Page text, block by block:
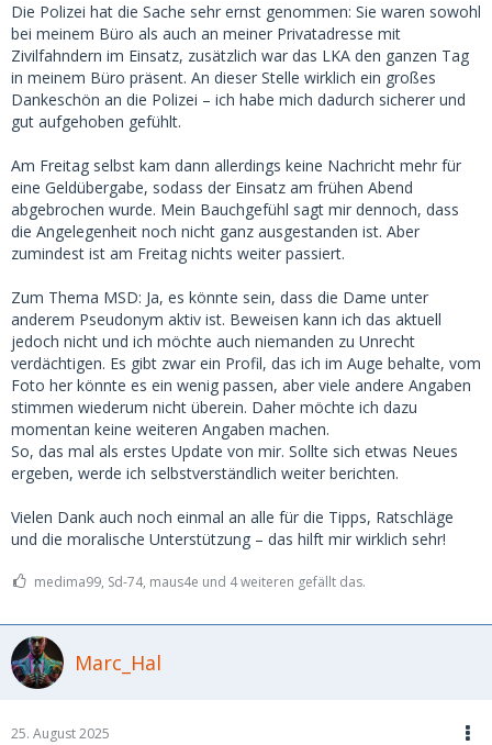
Die Polizei hat die Sache sehr ernst genommen: Sie waren sowohl
bei meinem Büro als auch an meiner Privatadresse mit
Zivilfahndern im Einsatz, zusätzlich war das LKA den ganzen Tag
in meinem Büro präsent. An dieser Stelle wirklich ein großes
Dankeschön an die Polizei – ich habe mich dadurch sicherer und
gut aufgehoben gefühlt.
Am Freitag selbst kam dann allerdings keine Nachricht mehr für
eine Geldübergabe, sodass der Einsatz am frühen Abend
abgebrochen wurde. Mein Bauchgefühl sagt mir dennoch, dass
die Angelegenheit noch nicht ganz ausgestanden ist. Aber
zumindest ist am Freitag nichts weiter passiert.
Zum Thema MSD: Ja, es könnte sein, dass die Dame unter
anderem Pseudonym aktiv ist. Beweisen kann ich das aktuell
jedoch nicht und ich möchte auch niemanden zu Unrecht
verdächtigen. Es gibt zwar ein Profil, das ich im Auge behalte, vom
Foto her könnte es ein wenig passen, aber viele andere Angaben
stimmen wiederum nicht überein. Daher möchte ich dazu
momentan keine weiteren Angaben machen.
So, das mal als erstes Update von mir. Sollte sich etwas Neues
ergeben, werde ich selbstverständlich weiter berichten.
Vielen Dank auch noch einmal an alle für die Tipps, Ratschläge
und die moralische Unterstützung – das hilft mir wirklich sehr!
medima99, Sd-74, maus4e und 4 weiteren gefällt das.
Marc_Hal
25. August 2025